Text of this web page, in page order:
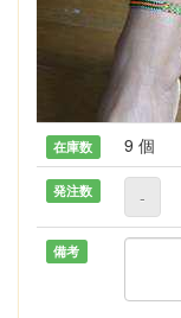
在庫数 9 個
発注数 -
備考